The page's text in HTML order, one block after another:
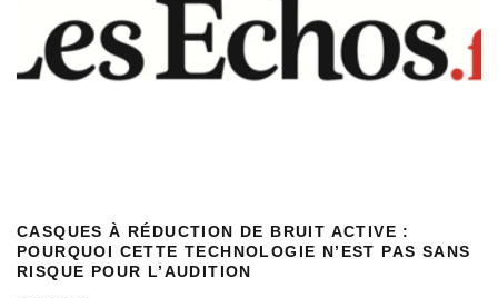
CASQUES À RÉDUCTION DE BRUIT ACTIVE :
POURQUOI CETTE TECHNOLOGIE N’EST PAS SANS
RISQUE POUR L’AUDITION